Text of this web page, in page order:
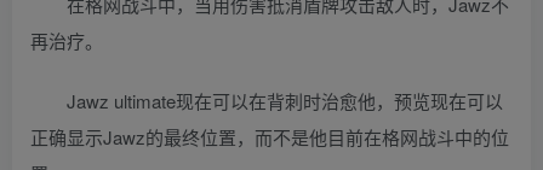
再治疗。
Jawz ultimate现在可以在背刺时治愈他，预览现在可以
正确显示Jawz的最终位置，而不是他目前在格网战斗中的位